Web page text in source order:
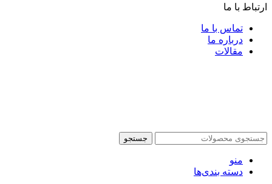
ارتباط با ما
تماس با ما
درباره ما
مقالات
جستجو
منو
دسته بندی‌ها